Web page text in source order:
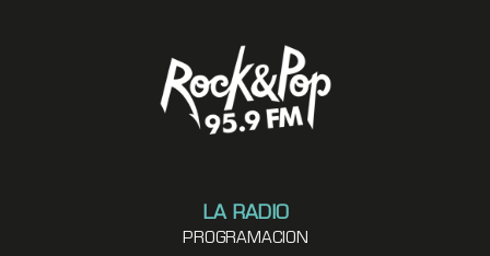
LA RADIO
PROGRAMACION